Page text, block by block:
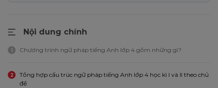
Nội dung chính
1 Chương trình ngữ pháp tiếng Anh lớp 4 gồm những gì?
2
Tổng hợp cấu trúc ngữ pháp tiếng Anh lớp 4 học kì I và II theo chủ
đề